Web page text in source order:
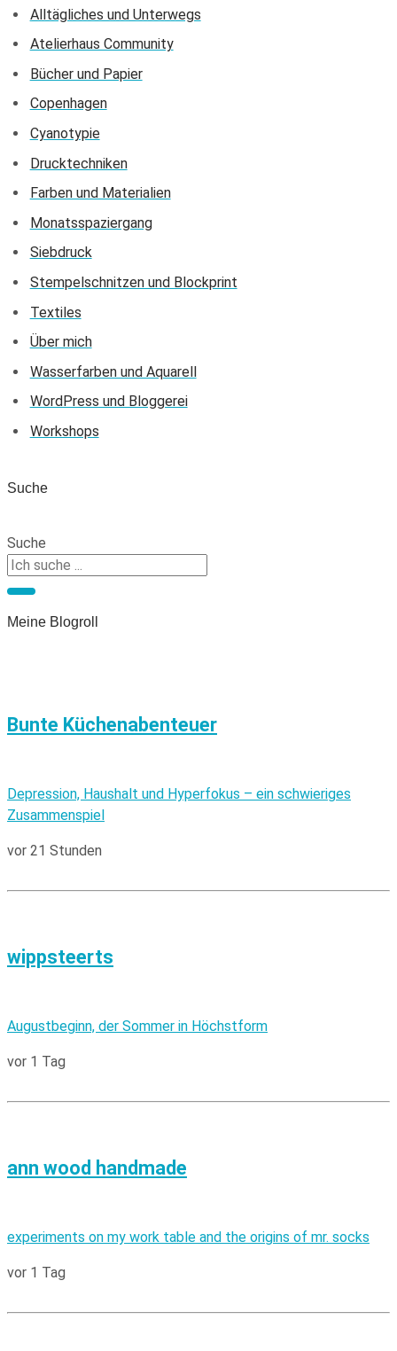
Alltägliches und Unterwegs
Atelierhaus Community
Bücher und Papier
Copenhagen
Cyanotypie
Drucktechniken
Farben und Materialien
Monatsspaziergang
Siebdruck
Stempelschnitzen und Blockprint
Textiles
Über mich
Wasserfarben und Aquarell
WordPress und Bloggerei
Workshops
Suche
Suche
Meine Blogroll
Bunte Küchenabenteuer
Depression, Haushalt und Hyperfokus – ein schwieriges
Zusammenspiel
vor 21 Stunden
wippsteerts
Augustbeginn, der Sommer in Höchstform
vor 1 Tag
ann wood handmade
experiments on my work table and the origins of mr. socks
vor 1 Tag